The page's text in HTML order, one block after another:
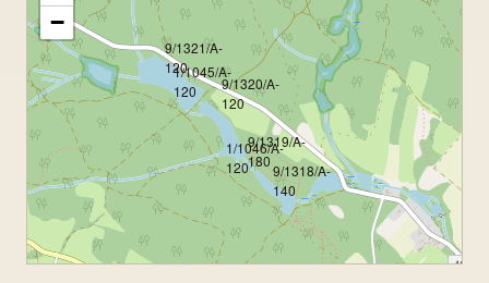
9/1320/A-
120
1/1045/A-
120
9/1319/A-
180
1/1046/A-
120
9/1321/A-
120
9/1318/A-
140
−